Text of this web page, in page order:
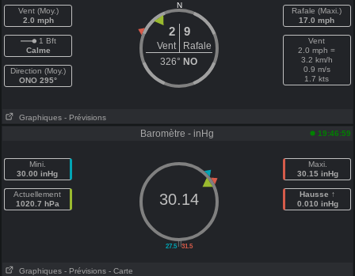
Vent (Moy.)
2.0 mph
1 Bft
Calme
Direction (Moy.)
ONO 295°
N
2 9
Vent
Rafale
326° NO
Rafale (Maxi.)
17.0 mph
Vent
2.0 mph =
3.2 km/h
0.9 m/s
1.7 kts
Graphiques - Prévisions
Baromètre - inHg 19:46:59
Mini.
30.00 inHg
Actuellement
1020.7 hPa
||
27.5 31.5
30.14
Maxi.
30.15 inHg
Hausse ↑
0.010 inHg
Graphiques - Prévisions - Carte